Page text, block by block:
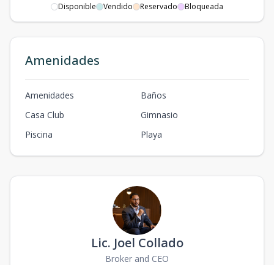
Disponible Vendido Reservado Bloqueada
Amenidades
Amenidades
Baños
Casa Club
Gimnasio
Piscina
Playa
Lic. Joel Collado
Broker and CEO